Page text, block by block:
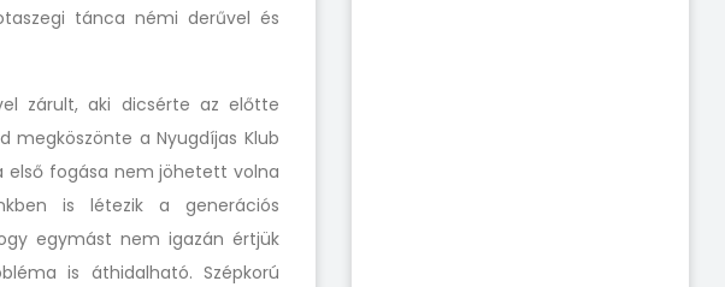
tánca némi derűvel és
zárult, aki dicsérte az előtte
megköszönte a Nyugdíjas Klub
első fogása nem jöhetett volna
is létezik a generációs
egymást nem igazán értjük
is áthidalható. Szépkorú